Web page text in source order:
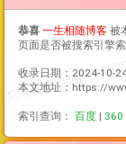
恭喜 一生相随博客 被
页面是否被搜索引擎索
收录日期：2024-10-
本文地址：https://
索引查询： 百度 | 360